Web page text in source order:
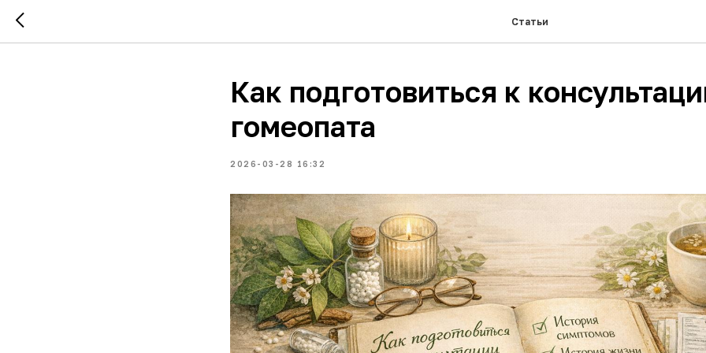
Статьи
Как подготовиться к
гомеопата
2026-03-28 16:32